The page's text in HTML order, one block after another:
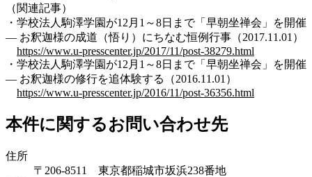
（関連記事）
・学校法人駒澤学園が12月1～8日まで「早朝坐禅会」を開催
— お釈迦様の成道（悟り）にちなむ恒例行事（2017.11.01）
https://www.u-presscenter.jp/2017/11/post-38279.html
・学校法人駒澤学園が12月1～8日まで「早朝坐禅会」を開催
— お釈迦様の修行を追体験する（2016.11.01）
https://www.u-presscenter.jp/2016/11/post-36356.html
本件に関するお問い合わせ先
住所
〒206-8511 東京都稲城市坂浜238番地